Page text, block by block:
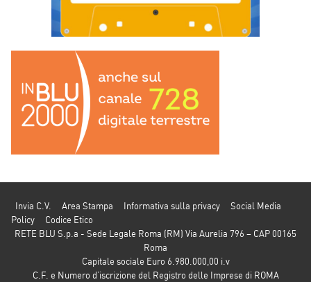
Invia C.V. Area Stampa Informativa sulla privacy
Social Media
Policy
Codice Etico
RETE BLU S.p.a - Sede Legale Roma (RM) Via Aurelia 796 – CAP 00165
Roma
Capitale sociale Euro 6.980.000,00 i.v
C.F. e Numero d’iscrizione del Registro delle Imprese di ROMA